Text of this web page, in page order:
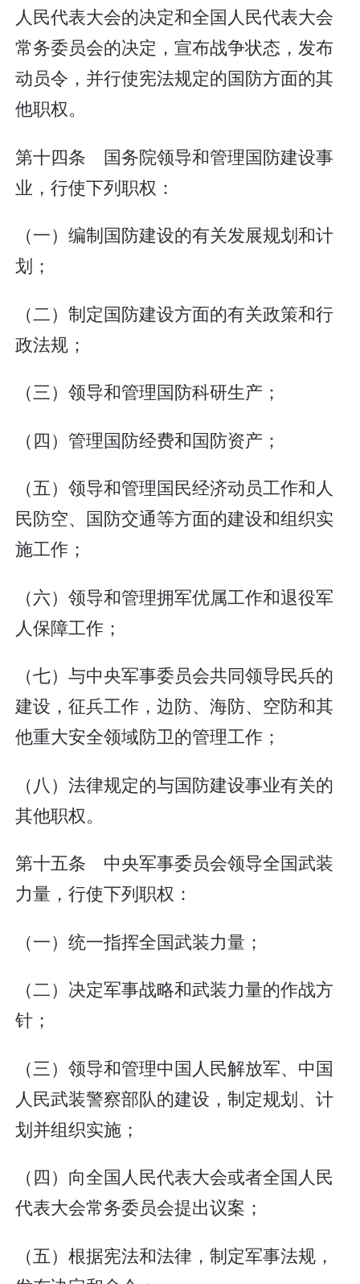
人民代表大会的决定和全国人民代表大会
常务委员会的决定，宣布战争状态，发布
动员令，并行使宪法规定的国防方面的其
他职权。
第十四条 国务院领导和管理国防建设事
业，行使下列职权：
（一）编制国防建设的有关发展规划和计
划；
（二）制定国防建设方面的有关政策和行
政法规；
（三）领导和管理国防科研生产；
（四）管理国防经费和国防资产；
（五）领导和管理国民经济动员工作和人
民防空、国防交通等方面的建设和组织实
施工作；
（六）领导和管理拥军优属工作和退役军
人保障工作；
（七）与中央军事委员会共同领导民兵的
建设，征兵工作，边防、海防、空防和其
他重大安全领域防卫的管理工作；
（八）法律规定的与国防建设事业有关的
其他职权。
第十五条 中央军事委员会领导全国武装
力量，行使下列职权：
（一）统一指挥全国武装力量；
（二）决定军事战略和武装力量的作战方
针；
（三）领导和管理中国人民解放军、中国
人民武装警察部队的建设，制定规划、计
划并组织实施；
（四）向全国人民代表大会或者全国人民
代表大会常务委员会提出议案；
（五）根据宪法和法律，制定军事法规，